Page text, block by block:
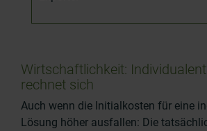
Wirtschaftlichkeit:
rechnet sich
Auch wenn die Initialkosten für eine
Lösung höher ausfallen: Die